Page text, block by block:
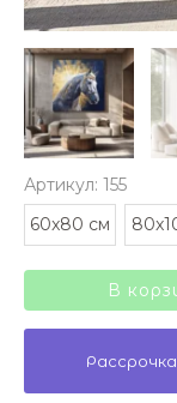
Артикул: 155
60x80 cм
Количество
товара
Картина
маслом
В
Рассрочка